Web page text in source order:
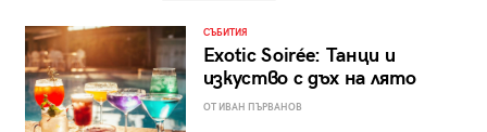
СЪБИТИЯ
Exotic Soirée: Танци и
изкуство с дъх на лято
ОТ ИВАН ПЪРВАНОВ